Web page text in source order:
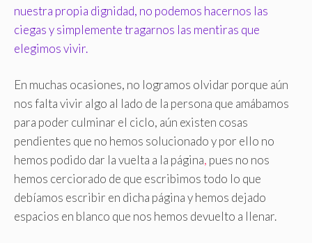
nuestra propia dignidad, no podemos hacernos las
ciegas y simplemente tragarnos las mentiras que
elegimos vivir.
En muchas ocasiones, no logramos olvidar porque aún
nos falta vivir algo al lado de la persona que amábamos
para poder culminar el ciclo, aún existen cosas
pendientes que no hemos solucionado y por ello no
hemos podido dar la vuelta a la página, pues no nos
hemos cerciorado de que escribimos todo lo que
debíamos escribir en dicha página y hemos dejado
espacios en blanco que nos hemos devuelto a llenar.